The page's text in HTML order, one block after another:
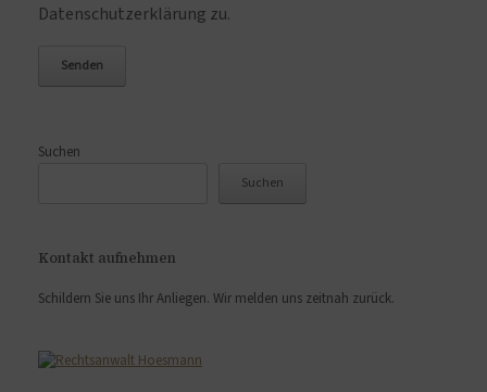
Datenschutzerklärung zu.
Suchen
Suchen
Kontakt aufnehmen
Schildern Sie uns Ihr Anliegen. Wir melden uns zeitnah zurück.